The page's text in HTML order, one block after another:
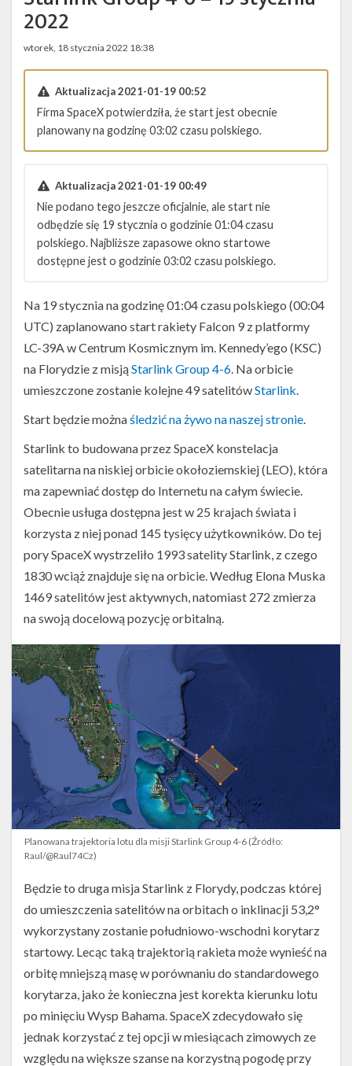
Kalendarze
2022
wtorek, 18 stycznia 2022 18:38
Aktualizacja 2021-01-19 00:52
Firma SpaceX potwierdziła, że start jest obecnie
planowany na godzinę 03:02 czasu polskiego.
Aktualizacja 2021-01-19 00:49
Nie podano tego jeszcze oficjalnie, ale start nie
odbędzie się 19 stycznia o godzinie 01:04 czasu
polskiego. Najbliższe zapasowe okno startowe
dostępne jest o godzinie 03:02 czasu polskiego.
Na 19 stycznia na godzinę 01:04 czasu polskiego (00:04
UTC) zaplanowano start rakiety Falcon 9 z platformy
LC-39A w Centrum Kosmicznym im. Kennedy’ego (KSC)
na Florydzie z misjąStarlink Group 4-6 . Na orbicie
umieszczone zostanie kolejne 49 satelitówStarlink
Start będzie możnaśledzić na żywo na naszej stronie
Starlink to budowana przez SpaceX konstelacja
satelitarna na niskiej orbicie okołoziemskiej (LEO), która
ma zapewniać dostęp do Internetu na całym świecie.
Obecnie usługa dostępna jest w 25 krajach świata i
korzysta z niej ponad 145 tysięcy użytkowników. Do tej
pory SpaceX wystrzeliło 1993 satelity Starlink, z czego
1830 wciąż znajduje się na orbicie. Według Elona Muska
1469 satelitów jest aktywnych, natomiast 272 zmierza
na swoją docelową pozycję orbitalną.
Planowana trajektoria lotu dla misji Starlink Group 4-6 (Źródło:
Raul/@Raul74Cz)
Będzie to druga misja Starlink z Florydy, podczas której
do umieszczenia satelitów na orbitach o inklinacji 53,2°
wykorzystany zostanie południowo-wschodni korytarz
startowy. Lecąc taką trajektorią rakieta może wynieść na
orbitę mniejszą masę w porównaniu do standardowego
korytarza, jako że konieczna jest korekta kierunku lotu
po minięciu Wysp Bahama. SpaceX zdecydowało się
jednak korzystać z tej opcji w miesiącach zimowych ze
względu na większe szanse na korzystną pogodę przy